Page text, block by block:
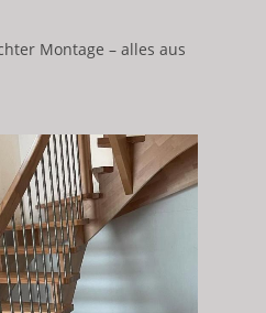
Montage – alles aus